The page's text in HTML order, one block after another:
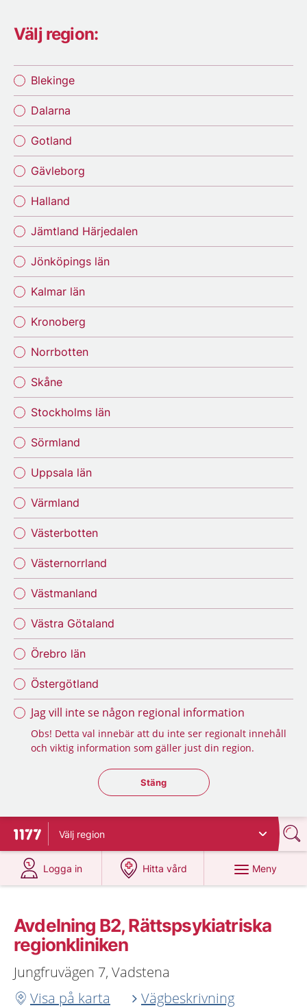
Välj region:
Blekinge
Dalarna
Gotland
Gävleborg
Halland
Jämtland Härjedalen
Jönköpings län
Kalmar län
Kronoberg
Norrbotten
Skåne
Stockholms län
Sörmland
Uppsala län
Värmland
Västerbotten
Västernorrland
Västmanland
Västra Götaland
Örebro län
Östergötland
Jag vill inte se någon regional information
Obs! Detta val innebär att du inte ser regionalt innehåll
och viktig information som gäller just din region.
Stäng regionsväljaren
Stäng
Till startsidan för 1177
Välj region
Logga in
på 1177.se
Hitta vård
på 1177.se
Meny
Avdelning B2, Rättspsykiatriska
regionkliniken
Jungfruvägen 7, Vadstena
Visa på karta
Vägbeskrivning